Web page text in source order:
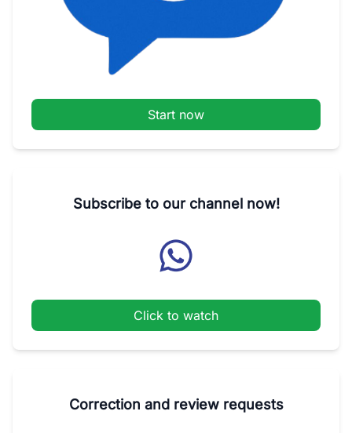
Start now
Subscribe to our channel now!
Click to watch
Correction and review requests